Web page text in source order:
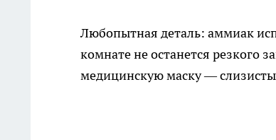
Любопытная деталь: аммиак
комнате не останется резкого
медицинскую маску —